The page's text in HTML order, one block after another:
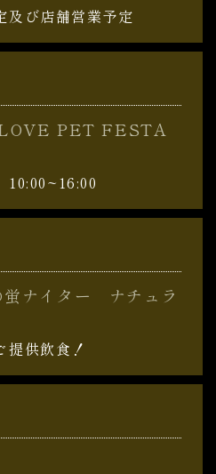
及び店舗営業予定
PET FESTA
ナイター ナチュラ
提供飲食！